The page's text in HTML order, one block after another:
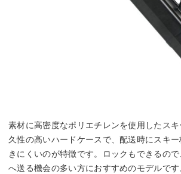
素材に高密度なポリエチレンを使用したス
久性の高いハードケースで、配送時にスキ
きにくいのが特徴です。ロックもできるの
へ送る機会の多い方におすすめのモデルです